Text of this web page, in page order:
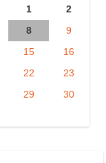
1
2
8
9
15
16
22
23
29
30